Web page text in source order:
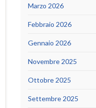
Marzo 2026
Febbraio 2026
Gennaio 2026
Novembre 2025
Ottobre 2025
Settembre 2025